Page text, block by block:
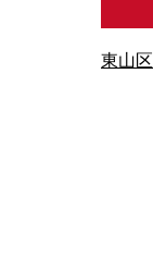
東山区